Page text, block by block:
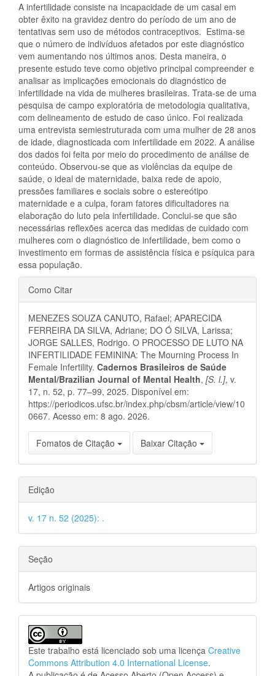
A infertilidade consiste na incapacidade de um casal em
obter êxito na gravidez dentro do período de um ano de
tentativas sem uso de métodos contraceptivos. Estima-se
que o número de indivíduos afetados por este diagnóstico
vem aumentando nos últimos anos. Desta maneira, o
presente estudo teve como objetivo principal compreender e
analisar as implicações emocionais do diagnóstico de
infertilidade na vida de mulheres brasileiras. Trata-se de uma
pesquisa de campo exploratória de metodologia qualitativa,
com delineamento de estudo de caso único. Foi realizada
uma entrevista semiestruturada com uma mulher de 28 anos
de idade, diagnosticada com infertilidade em 2022. A análise
dos dados foi feita por meio do procedimento de análise de
conteúdo. Observou-se que as violências da equipe de
saúde, o ideal de maternidade, baixa rede de apoio,
pressões familiares e sociais sobre o estereótipo
maternidade e a culpa, foram fatores dificultadores na
elaboração do luto pela infertilidade. Conclui-se que são
necessárias reflexões acerca das medidas de cuidado com
mulheres com o diagnóstico de infertilidade, bem como o
investimento em formas de assistência física e psíquica para
essa população.
Detalhes
do
artigo
Como Citar
MENEZES SOUZA CANUTO, Rafael; APARECIDA
FERREIRA DA SILVA, Adriane; DO Ó SILVA, Larissa;
JORGE SALLES, Rodrigo. O PROCESSO DE LUTO NA
INFERTILIDADE FEMININA: The Mourning Process In
Female Infertility. Cadernos Brasileiros de Saúde
Mental/Brazilian Journal of Mental Health, [S. l.], v.
17, n. 52, p. 77–99, 2025. Disponível em:
https://periodicos.ufsc.br/index.php/cbsm/article/view/10
0667. Acesso em: 8 ago. 2026.
Fomatos de Citação Baixar Citação
Edição
v. 17 n. 52 (2025): .
Seção
Artigos originais
Este trabalho está licenciado sob uma licença Creative
Commons Attribution 4.0 International License.